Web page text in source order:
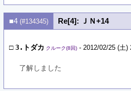
■4 (#134345) Re[4]: ＪＮ+14
□3.トダカ クルーク(8回) - 2012/02/25 (土
了解しました